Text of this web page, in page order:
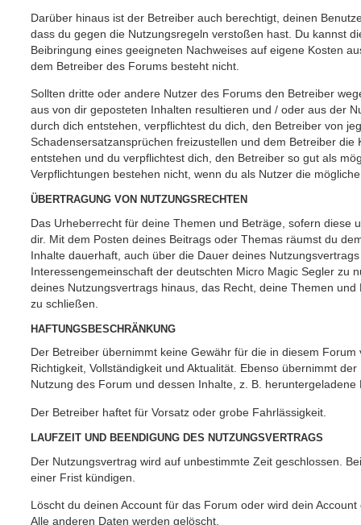
Darüber hinaus ist der Betreiber auch berechtigt, deinen
dass du gegen die Nutzungsregeln verstoßen hast. Du kannst
Beibringung eines geeigneten Nachweises auf eigene Kosten
dem Betreiber des Forums besteht nicht.
Sollten dritte oder andere Nutzer des Forums den Betreiber
aus von dir geposteten Inhalten resultieren und / oder aus der
durch dich entstehen, verpflichtest du dich, den Betreiber von
Schadensersatzansprüchen freizustellen und dem Betreiber
entstehen und du verpflichtest dich, den Betreiber so gut als
Verpflichtungen bestehen nicht, wenn du als Nutzer die
ÜBERTRAGUNG VON NUTZUNGSRECHTEN
Das Urheberrecht für deine Themen und Beträge, sofern diese
dir. Mit dem Posten deines Beitrags oder Themas räumst du
Inhalte dauerhaft, auch über die Dauer deines
Interessengemeinschaft der deutschten Micro Magic Segler zu
deines Nutzungsvertrags hinaus, das Recht, deine Themen
zu schließen.
HAFTUNGSBESCHRÄNKUNG
Der Betreiber übernimmt keine Gewähr für die in diesem
Richtigkeit, Vollständigkeit und Aktualität. Ebenso übernimmt
Nutzung des Forum und dessen Inhalte, z. B.
Der Betreiber haftet für Vorsatz oder grobe Fahrlässigkeit.
LAUFZEIT UND BEENDIGUNG DES NUTZUNGSVERTRAGS
Der Nutzungsvertrag wird auf unbestimmte Zeit geschlossen.
einer Frist kündigen.
Löscht du deinen Account für das Forum oder wird dein
Alle anderen Daten werden gelöscht.